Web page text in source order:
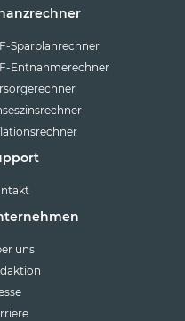
Sparplanrechner
Entnahmerechner
uns